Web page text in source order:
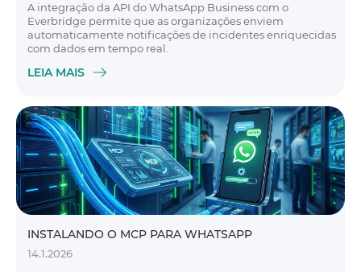
A integração da API do WhatsApp Business com o
Everbridge permite que as organizações enviem
automaticamente notificações de incidentes enriquecidas
com dados em tempo real.
LEIA MAIS
INSTALANDO O MCP PARA WHATSAPP
14.1.2026